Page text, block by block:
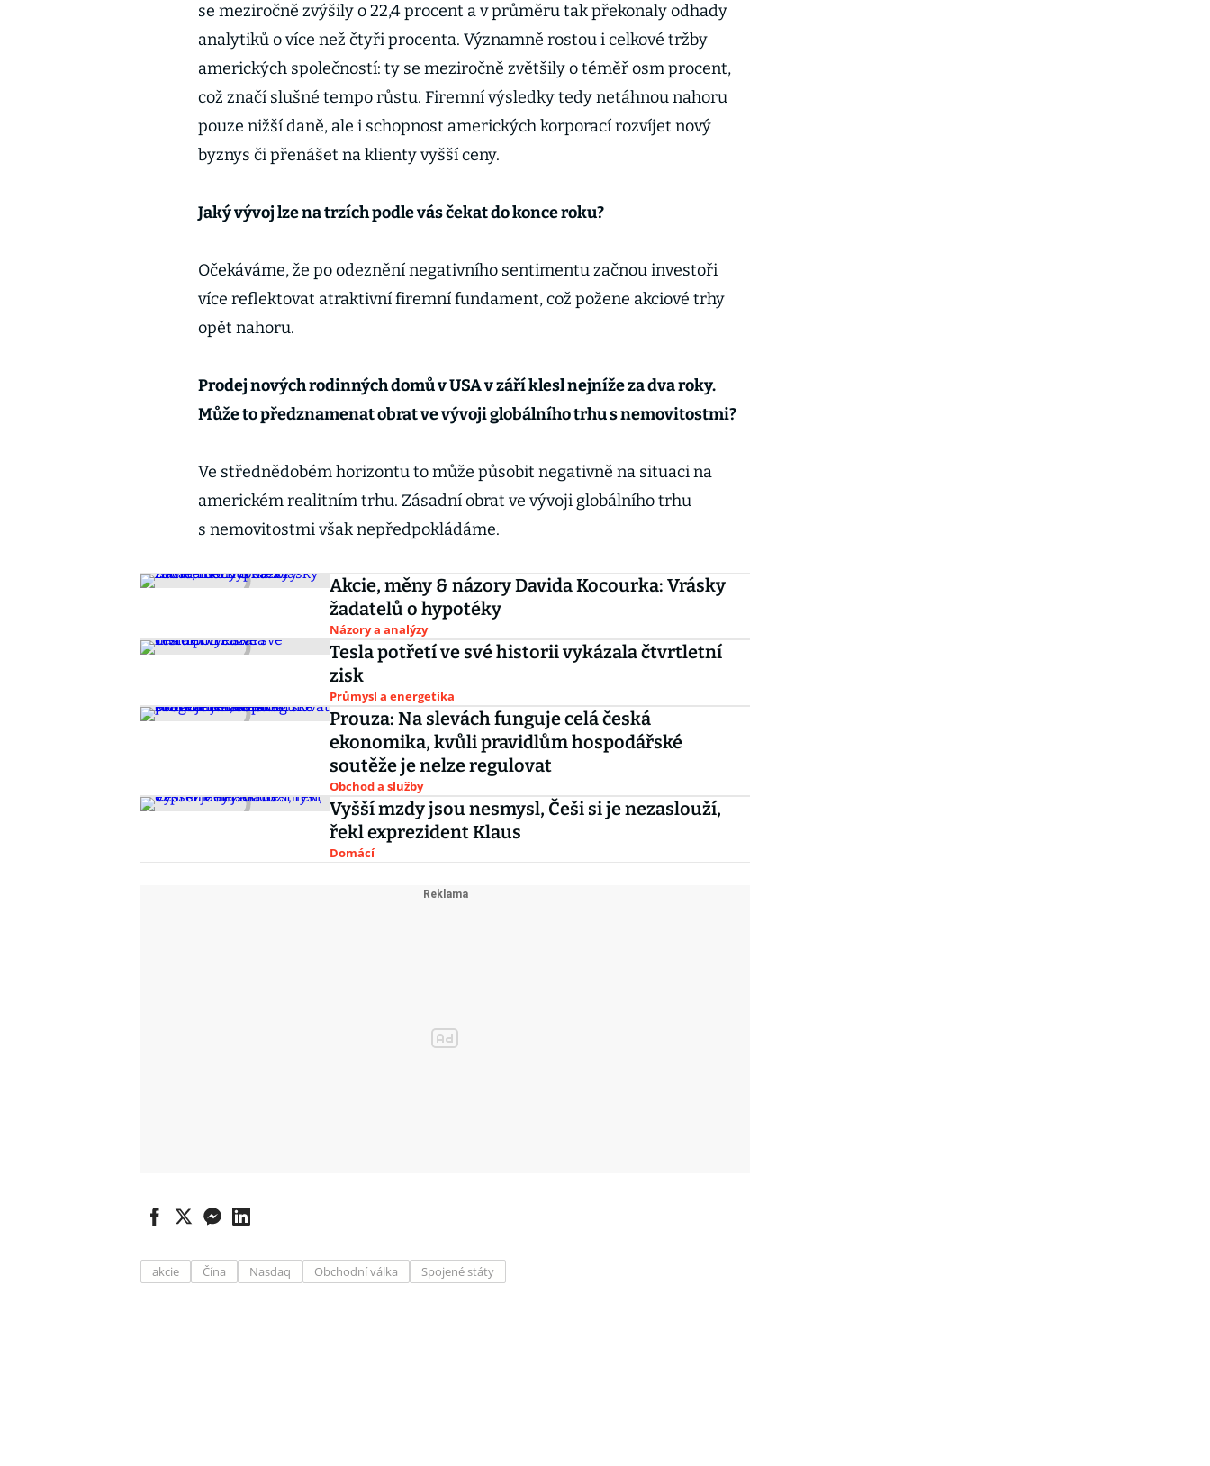
se meziročně zvýšily o 22,4 procent a v průměru tak překonaly odhady
analytiků o více než čtyři procenta. Významně rostou i celkové tržby
amerických společností: ty se meziročně zvětšily o téměř osm procent,
což značí slušné tempo růstu. Firemní výsledky tedy netáhnou nahoru
pouze nižší daně, ale i schopnost amerických korporací rozvíjet nový
byznys či přenášet na klienty vyšší ceny.
Jaký vývoj lze na trzích podle vás čekat do konce roku?
Očekáváme, že po odeznění negativního sentimentu začnou investoři
více reflektovat atraktivní firemní fundament, což požene akciové trhy
opět nahoru.
Prodej nových rodinných domů v USA v září klesl nejníže za dva roky.
Může to předznamenat obrat ve vývoji globálního trhu s nemovitostmi?
Ve střednědobém horizontu to může působit negativně na situaci na
americkém realitním trhu. Zásadní obrat ve vývoji globálního trhu
s nemovitostmi však nepředpokládáme.
Akcie, měny & názory Davida Kocourka: Vrásky
žadatelů o hypotéky
Názory a analýzy
Tesla potřetí ve své historii vykázala čtvrtletní
zisk
Průmysl a energetika
Prouza: Na slevách funguje celá česká
ekonomika, kvůli pravidlům hospodářské
soutěže je nelze regulovat
Obchod a služby
Vyšší mzdy jsou nesmysl, Češi si je nezaslouží,
řekl exprezident Klaus
Domácí
akcie Čína Nasdaq Obchodní válka Spojené státy